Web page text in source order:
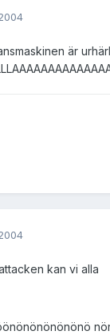
är
kan vi alla